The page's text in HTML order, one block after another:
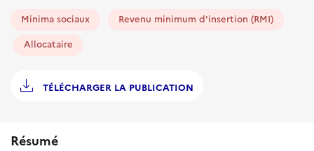
Minima sociaux
Revenu minimum d'insertion (RMI)
Allocataire
TÉLÉCHARGER LA PUBLICATION
Résumé